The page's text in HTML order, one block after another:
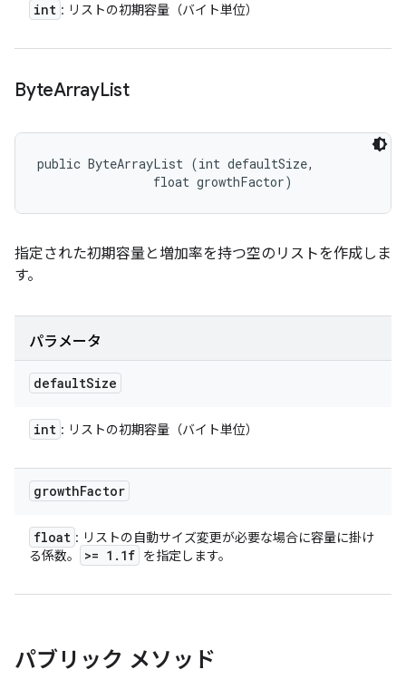
int : リストの初期容量（バイト単位）
ByteArrayList
public ByteArrayList (int defaultSize,
                float growthFactor)
指定された初期容量と増加率を持つ空のリストを作成しま
す。
パラメータ
defaultSize
int : リストの初期容量（バイト単位）
growthFactor
float : リストの自動サイズ変更が必要な場合に容量に掛け
る係数。
>= 1 . 1f を指定します。
パブリック メソッド